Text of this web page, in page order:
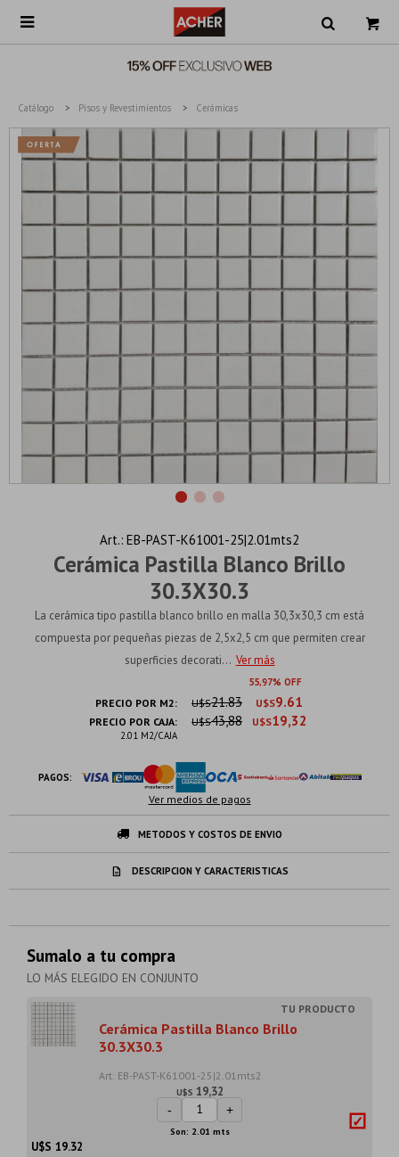

Catálogo Pisos y Revestimientos Cerámicas
Cerámica Pastilla Blanco Brillo
30.3X30.3
EB-PAST-K61001-25|2.01mts2
La cerámica tipo pastilla blanco brillo en malla 30,3x30,3 cm está
compuesta por pequeñas piezas de 2,5x2,5 cm que permiten crear
superficies decorati... Ver más
55 97
PRECIO POR M2: U$S9.61
U$S21.83
PRECIO POR CAJA:
2.01 M2/CAJA
U$S19,32
U$S43,88
PAGOS:
Ver medios de pagos
METODOS Y COSTOS DE ENVIO
DESCRIPCION Y CARACTERISTICAS
Sumalo a tu compra
LO MÁS ELEGIDO EN CONJUNTO
Cerámica Pastilla Blanco Brillo
30.3X30.3
Art: EB-PAST-K61001-25|2.01mts2
U$S 19,32
- +
Son: 2.01 mts
U$S 19.32